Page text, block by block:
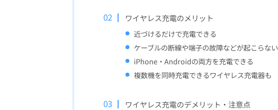
ワイヤレス充電のメリット
近づけるだけで充電できる
ケーブルの断線や端子の故障などが起こらない
iPhone・Androidの両方を充電できる
複数機を同時充電できるワイヤレス充電器も
ワイヤレス充電のデメリット・注意点